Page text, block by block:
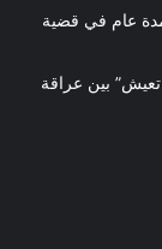
عام في قضية
في دورته الـ60: “ذاكرة تعيش” بين عراقة